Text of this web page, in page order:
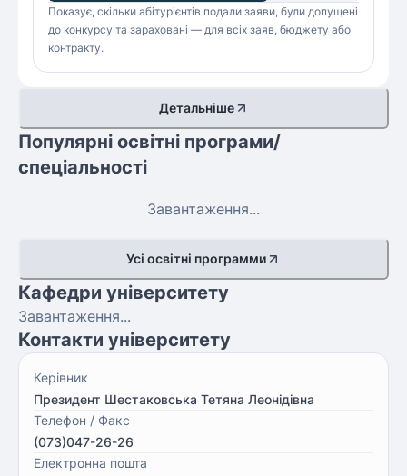
Показує, скільки абітурієнтів подали заяви, були допущені
до конкурсу та зараховані — для всіх заяв, бюджету або
контракту.
Детальніше
Популярні освітні програми/
спеціальності
Завантаження...
Усі освітні программи
Кафедри університету
Завантаження...
Контакти університету
Керівник
Президент Шестаковська Тетяна Леонідівна
Телефон / Факс
(073)047-26-26
Електронна пошта